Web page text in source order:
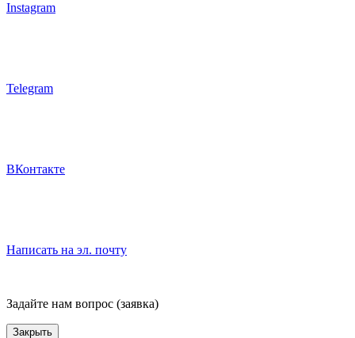
Instagram
Telegram
ВКонтакте
Написать на эл. почту
Задайте нам вопрос (заявка)
Закрыть